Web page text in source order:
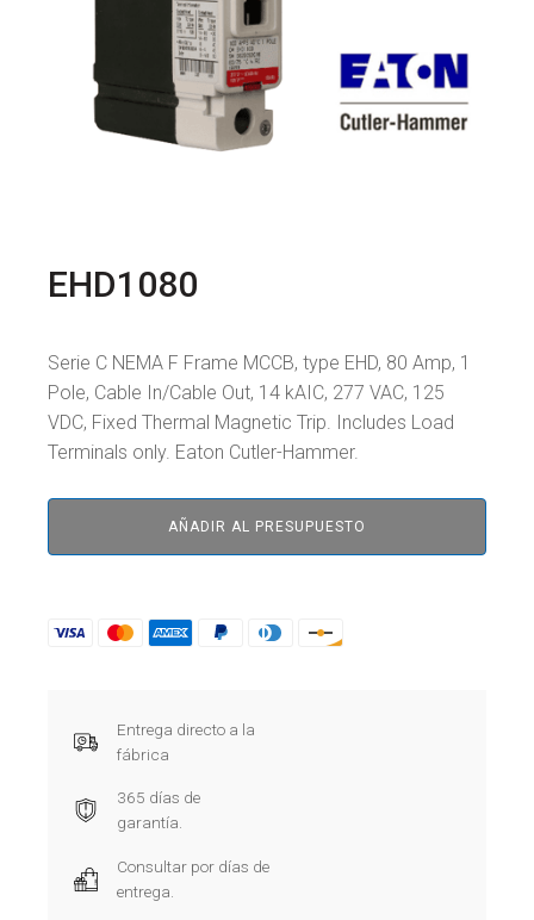
EHD1080
Serie C NEMA F Frame MCCB, type EHD, 80 Amp, 1
Pole, Cable In/Cable Out, 14 kAIC, 277 VAC, 125
VDC, Fixed Thermal Magnetic Trip. Includes Load
Terminals only. Eaton Cutler-Hammer.
AÑADIR AL PRESUPUESTO
Entrega directo a la
fábrica
365 días de
garantía.
Consultar por días de
entrega.